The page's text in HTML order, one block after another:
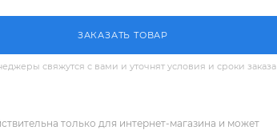
ЗАКАЗАТЬ ТОВАР
свяжутся с вами и уточнят условия и сроки заказа
только для интернет-магазина и может